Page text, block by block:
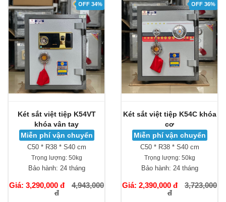
OFF 34%
Két sắt việt tiệp K54VT
khóa vân tay
Miễn phí vận chuyển
C50 * R38 * S40 cm
Trọng lượng:50kg
Bảo hành: 24 tháng
Giá: 3,290,000 đ
4,943,000
đ
OFF 36%
Két sắt việt tiệp K54C khóa
cơ
Miễn phí vận chuyển
C50 * R38 * S40 cm
Trọng lượng:50kg
Bảo hành: 24 tháng
Giá: 2,390,000 đ
3,723,000
đ